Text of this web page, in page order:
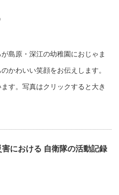
島原・深江の幼稚園におじゃま
かわいい笑顔をお伝えします。
す。写真はクリックすると大き
における 自衛隊の活動記録